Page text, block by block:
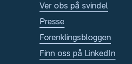
Ver obs på svindel
Presse
Forenklingsbloggen
Finn oss på LinkedIn